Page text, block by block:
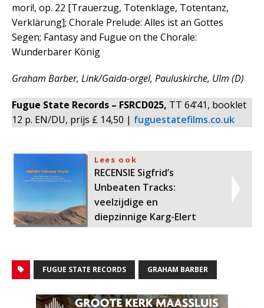
mori!, op. 22 [Trauerzug, Totenklage, Totentanz,
Verklärung]; Chorale Prelude: Alles ist an Gottes
Segen; Fantasy and Fugue on the Chorale:
Wunderbarer König
Graham Barber, Link/Gaida-orgel, Pauluskirche, Ulm (D)
Fugue State Records – FSRCD025, TT 64’41, booklet
12 p. EN/DU, prijs £ 14,50 | fuguestatefilms.co.uk
Lees ook
RECENSIE Sigfrid’s
Unbeaten Tracks:
veelzijdige en
diepzinnige Karg-Elert
FUGUE STATE RECORDS GRAHAM BARBER